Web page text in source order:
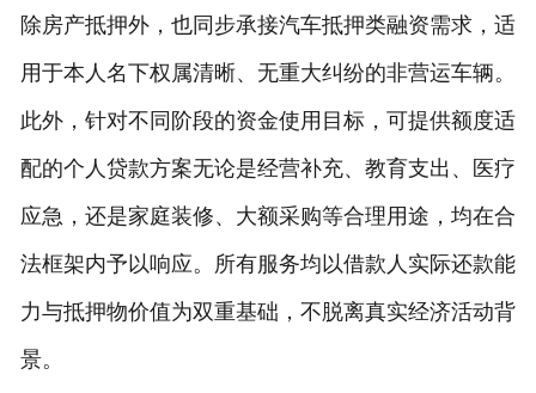
除房产抵押外，也同步承接汽车抵押类融资需求，适
用于本人名下权属清晰、无重大纠纷的非营运车辆。
此外，针对不同阶段的资金使用目标，可提供额度适
配的个人贷款方案无论是经营补充、教育支出、医疗
应急，还是家庭装修、大额采购等合理用途，均在合
法框架内予以响应。所有服务均以借款人实际还款能
力与抵押物价值为双重基础，不脱离真实经济活动背
景。